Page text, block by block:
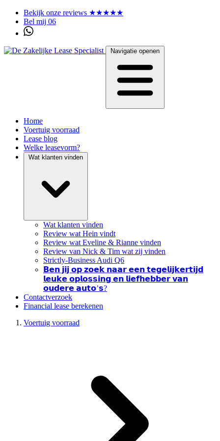
Bekijk onze reviews ★★★★★
Bel mij 06
Navigatie openen
Home
Voertuig voorraad
Lease blog
Welke leasevorm?
Wat klanten vinden
Wat klanten vinden
Review wat Hein vindt
Review wat Eveline & Rianne vinden
Review van Nick & Tim wat zij vinden
Strictly-Business Audi Q6
𝗕𝗲𝗻 𝗷𝗶𝗷 𝗼𝗽 𝘇𝗼𝗲𝗸 𝗻𝗮𝗮𝗿 𝗲𝗲𝗻 𝘁𝗲𝗴𝗲𝗹𝗶𝗷𝗸𝗲𝗿𝘁𝗶𝗷𝗱
𝗹𝗲𝘂𝗸𝗲 𝗼𝗽𝗹𝗼𝘀𝘀𝗶𝗻𝗴 𝗲𝗻 𝗹𝗶𝗲𝗳𝗵𝗲𝗯𝗯𝗲𝗿 𝘃𝗮𝗻
𝗼𝘂𝗱𝗲𝗿𝗲 𝗮𝘂𝘁𝗼’𝘀?
Contactverzoek
Financial lease berekenen
Voertuig voorraad